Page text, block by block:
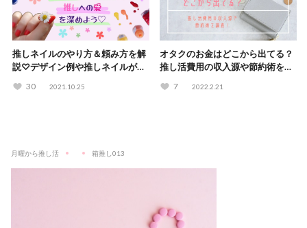
推しネイルのやり方＆頼み方を解
説♡デザイン例や推しネイルがで
30 2021.10.25
オタクのお金はどこから出てる？
推し活費用の収入源や節約術を調
7 2022.2.21
月曜から推し活 箱推し013